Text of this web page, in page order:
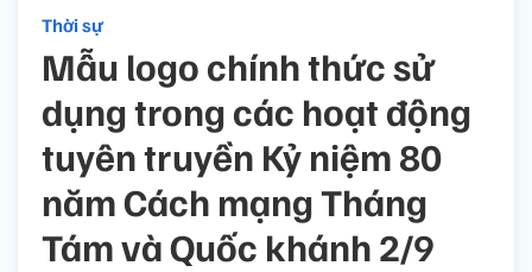
Thời sự
Mẫu logo chính thức sử
dụng trong các hoạt động
tuyên truyền Kỷ niệm 80
năm Cách mạng Tháng
Tám và Quốc khánh 2/9